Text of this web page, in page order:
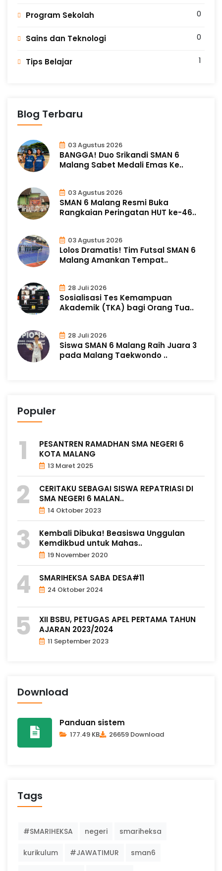
Program Sekolah 0
Sains dan Teknologi 0
Tips Belajar 1
Blog Terbaru
03 Agustus 2026
BANGGA! Duo Srikandi SMAN 6
Malang Sabet Medali Emas Ke..
03 Agustus 2026
SMAN 6 Malang Resmi Buka
Rangkaian Peringatan HUT ke-46..
03 Agustus 2026
Lolos Dramatis! Tim Futsal SMAN 6
Malang Amankan Tempat..
28 Juli 2026
Sosialisasi Tes Kemampuan
Akademik (TKA) bagi Orang Tua..
28 Juli 2026
Siswa SMAN 6 Malang Raih Juara 3
pada Malang Taekwondo ..
Populer
PESANTREN RAMADHAN SMA NEGERI 6
KOTA MALANG
13 Maret 2025
CERITAKU SEBAGAI SISWA REPATRIASI DI
SMA NEGERI 6 MALAN..
14 Oktober 2023
Kembali Dibuka! Beasiswa Unggulan
Kemdikbud untuk Mahas..
19 November 2020
SMARIHEKSA SABA DESA#11
24 Oktober 2024
XII BSBU, PETUGAS APEL PERTAMA TAHUN
AJARAN 2023/2024
11 September 2023
Download
Panduan sistem
177.49 KB 26659 Download
Tags
#SMARIHEKSA negeri smariheksa
kurikulum #JAWATIMUR sman6